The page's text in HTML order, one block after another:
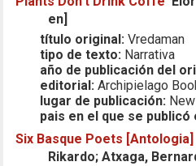
en]
título original: Vredaman
tipo de texto: Narrativa
año de publicación del
editorial: Archipielago
lugar de publicación:
pais en el que se publicó
Six Basque Poets [Antologia]
Rikardo; Atxaga,